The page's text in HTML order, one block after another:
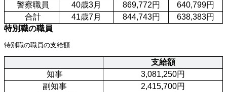
警察職員
40歳3月 869,772円
640,799円
合計
41歳7月 844,743円
638,383円
特別職の職員
特別職の職員の支給額
支給額
知事
3,081,250円
副知事
2,415,700円